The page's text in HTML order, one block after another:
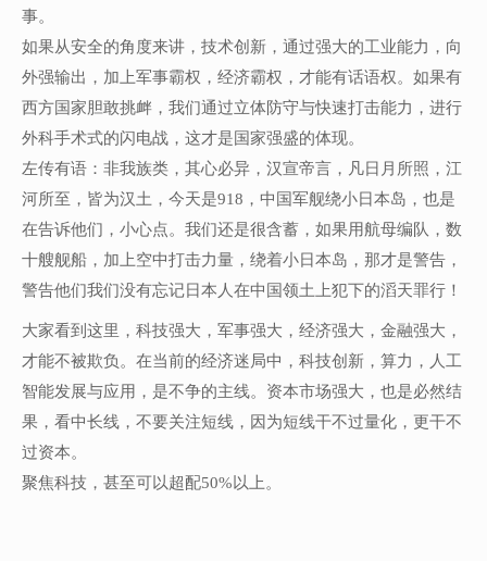
事。
如果从安全的角度来讲，技术创新，通过强大的工业能力，向
外强输出，加上军事霸权，经济霸权，才能有话语权。如果有
西方国家胆敢挑衅，我们通过立体防守与快速打击能力，进行
外科手术式的闪电战，这才是国家强盛的体现。
左传有语：非我族类，其心必异，汉宣帝言，凡日月所照，江
河所至，皆为汉土，今天是918，中国军舰绕小日本岛，也是
在告诉他们，小心点。我们还是很含蓄，如果用航母编队，数
十艘舰船，加上空中打击力量，绕着小日本岛，那才是警告，
警告他们我们没有忘记日本人在中国领土上犯下的滔天罪行！
大家看到这里，科技强大，军事强大，经济强大，金融强大，
才能不被欺负。在当前的经济迷局中，科技创新，算力，人工
智能发展与应用，是不争的主线。资本市场强大，也是必然结
果，看中长线，不要关注短线，因为短线干不过量化，更干不
过资本。
聚焦科技，甚至可以超配50%以上。